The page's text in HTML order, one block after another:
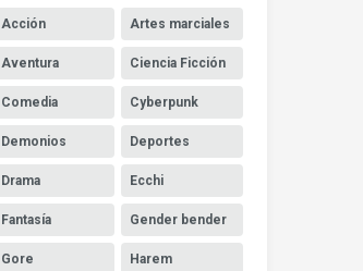
Acción Artes marciales
Aventura Ciencia Ficción
Comedia Cyberpunk
Demonios Deportes
Drama Ecchi
Fantasía Gender bender
Gore Harem